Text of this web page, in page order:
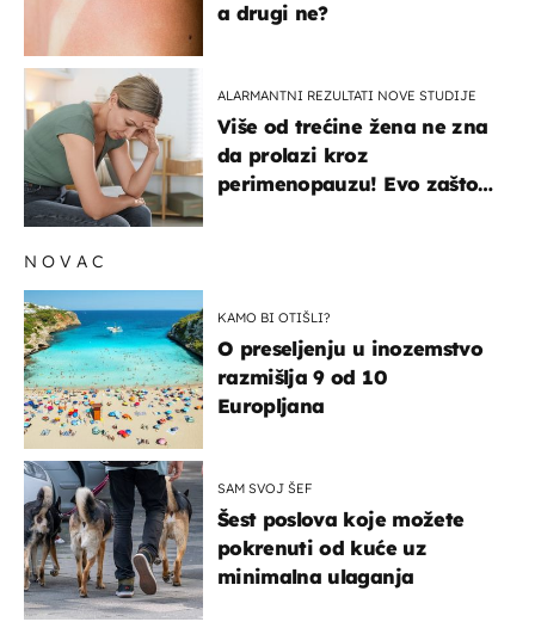
a drugi ne?
ALARMANTNI REZULTATI NOVE STUDIJE
Više od trećine žena ne zna
da prolazi kroz
perimenopauzu! Evo zašto
NOVAC
KAMO BI OTIŠLI?
O preseljenju u inozemstvo
razmišlja 9 od 10
Europljana
SAM SVOJ ŠEF
Šest poslova koje možete
pokrenuti od kuće uz
minimalna ulaganja